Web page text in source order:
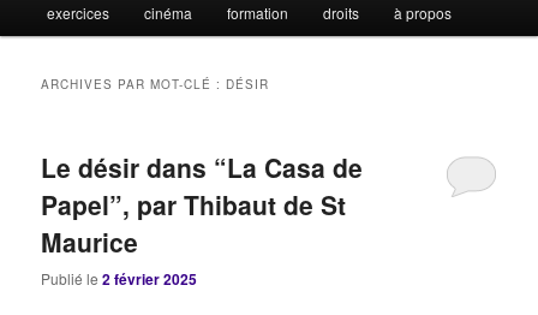
exercices cinéma formation droits à propos
ARCHIVES PAR MOT-CLÉ : DÉSIR
Le désir dans “La Casa de
Papel”, par Thibaut de St
Maurice
Publié le2 février 2025